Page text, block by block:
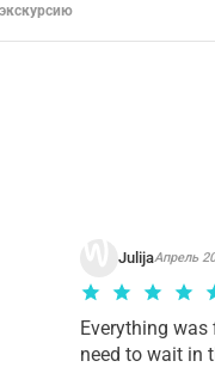
JulijaАпрель
Everything was
need to wait in